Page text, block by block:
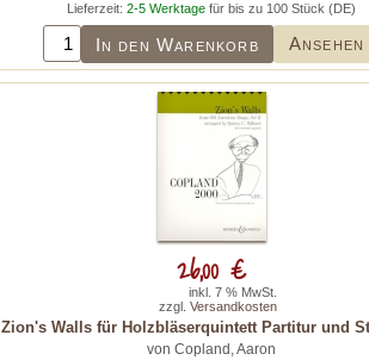
Lieferzeit: 2-5 Werktage für bis zu 100 Stück (DE)
In den Warenkorb Ansehen
Zion's Walls für Holzbläserquintett Partitur und
von Copland, Aaron
26,00 €
inkl. 7 % MwSt.
zzgl. Versandkosten